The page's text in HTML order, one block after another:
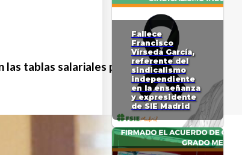
tablas salariales para 2019 y 2020.
Fallece
Francisco
Vírseda García,
referente del
sindicalismo
independiente
en la enseñanza
y expresidente
de SIE Madrid